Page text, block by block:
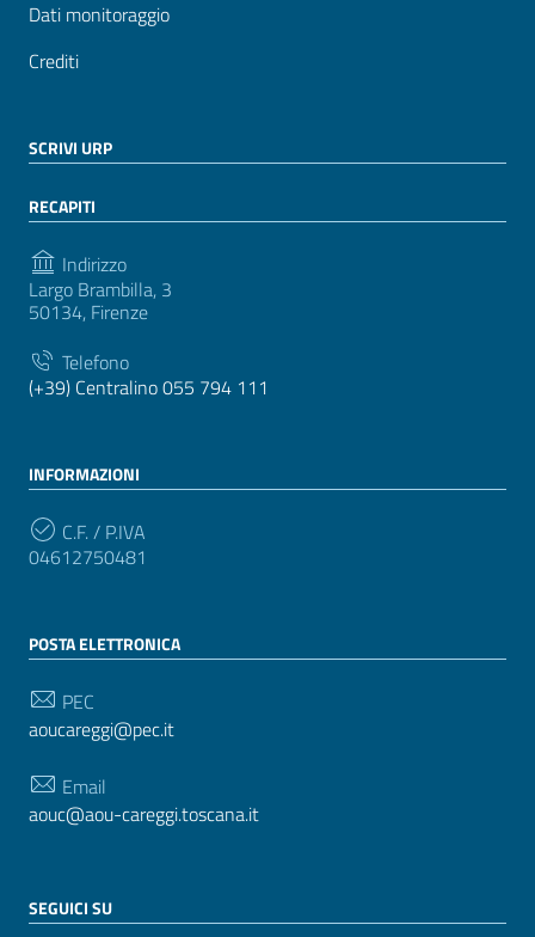
Dati monitoraggio
Crediti
SCRIVI URP
RECAPITI
Indirizzo
Largo Brambilla, 3
50134, Firenze
Telefono
(+39) Centralino 055 794 111
INFORMAZIONI
C.F. / P.IVA
04612750481
POSTA ELETTRONICA
PEC
aoucareggi@pec.it
Email
aouc@aou-careggi.toscana.it
SEGUICI SU